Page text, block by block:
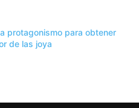
protagonismo para obtener
de las joya